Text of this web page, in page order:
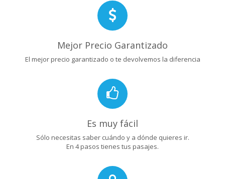
Mejor Precio Garantizado
El mejor precio garantizado o te devolvemos la diferencia
Es muy fácil
Sólo necesitas saber cuándo y a dónde quieres ir.
En 4 pasos tienes tus pasajes.